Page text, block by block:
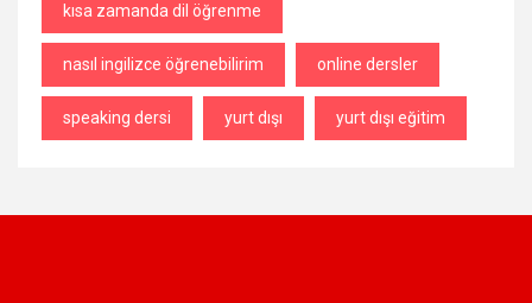
kısa zamanda dil öğrenme
nasıl ingilizce öğrenebilirim online dersler
speaking dersi yurt dışı yurt dışı eğitim